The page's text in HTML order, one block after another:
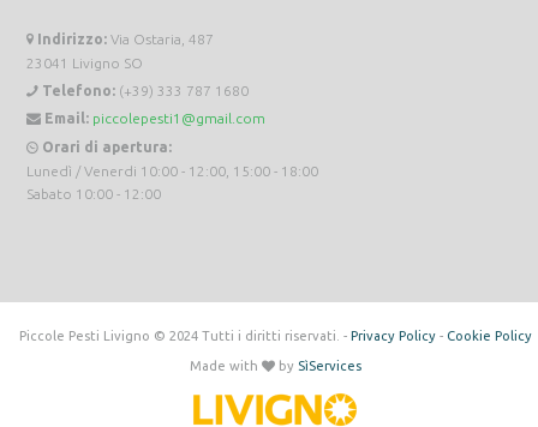
Indirizzo: Via Ostaria, 487
23041 Livigno SO
Telefono: (+39) 333 787 1680
Email: piccolepesti1@gmail.com
Orari di apertura:
Lunedì / Venerdi 10:00 - 12:00, 15:00 - 18:00
Sabato 10:00 - 12:00
Piccole Pesti Livigno © 2024 Tutti i diritti riservati. - Privacy Policy- Cookie Policy
Made with by SìServices